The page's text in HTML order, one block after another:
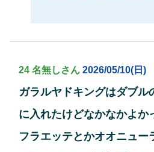
24 名無しさん 2026/05/10(日)
ガラルヤドキングはダブル
に入れたけどなかなかよか
フラエッテとかオオニュー